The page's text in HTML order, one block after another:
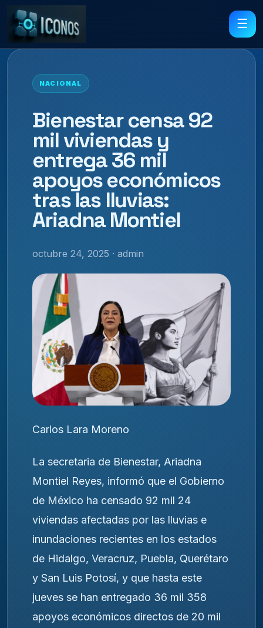
☰
NACIONAL
Bienestar censa 92
mil viviendas y
entrega 36 mil
apoyos económicos
tras las lluvias:
Ariadna Montiel
octubre 24, 2025 · admin
Carlos Lara Moreno
La secretaria de Bienestar, Ariadna
Montiel Reyes, informó que el Gobierno
de México ha censado 92 mil 24
viviendas afectadas por las lluvias e
inundaciones recientes en los estados
de Hidalgo, Veracruz, Puebla, Querétaro
y San Luis Potosí, y que hasta este
jueves se han entregado 36 mil 358
apoyos económicos directos de 20 mil